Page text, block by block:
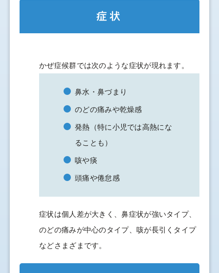
症状
かぜ症候群では次のような症状が現れます。
鼻水・鼻づまり
のどの痛みや乾燥感
発熱（特に小児では高熱にな
ることも）
咳や痰
頭痛や倦怠感
症状は個人差が大きく、鼻症状が強いタイプ、
のどの痛みが中心のタイプ、咳が長引くタイプ
などさまざまです。